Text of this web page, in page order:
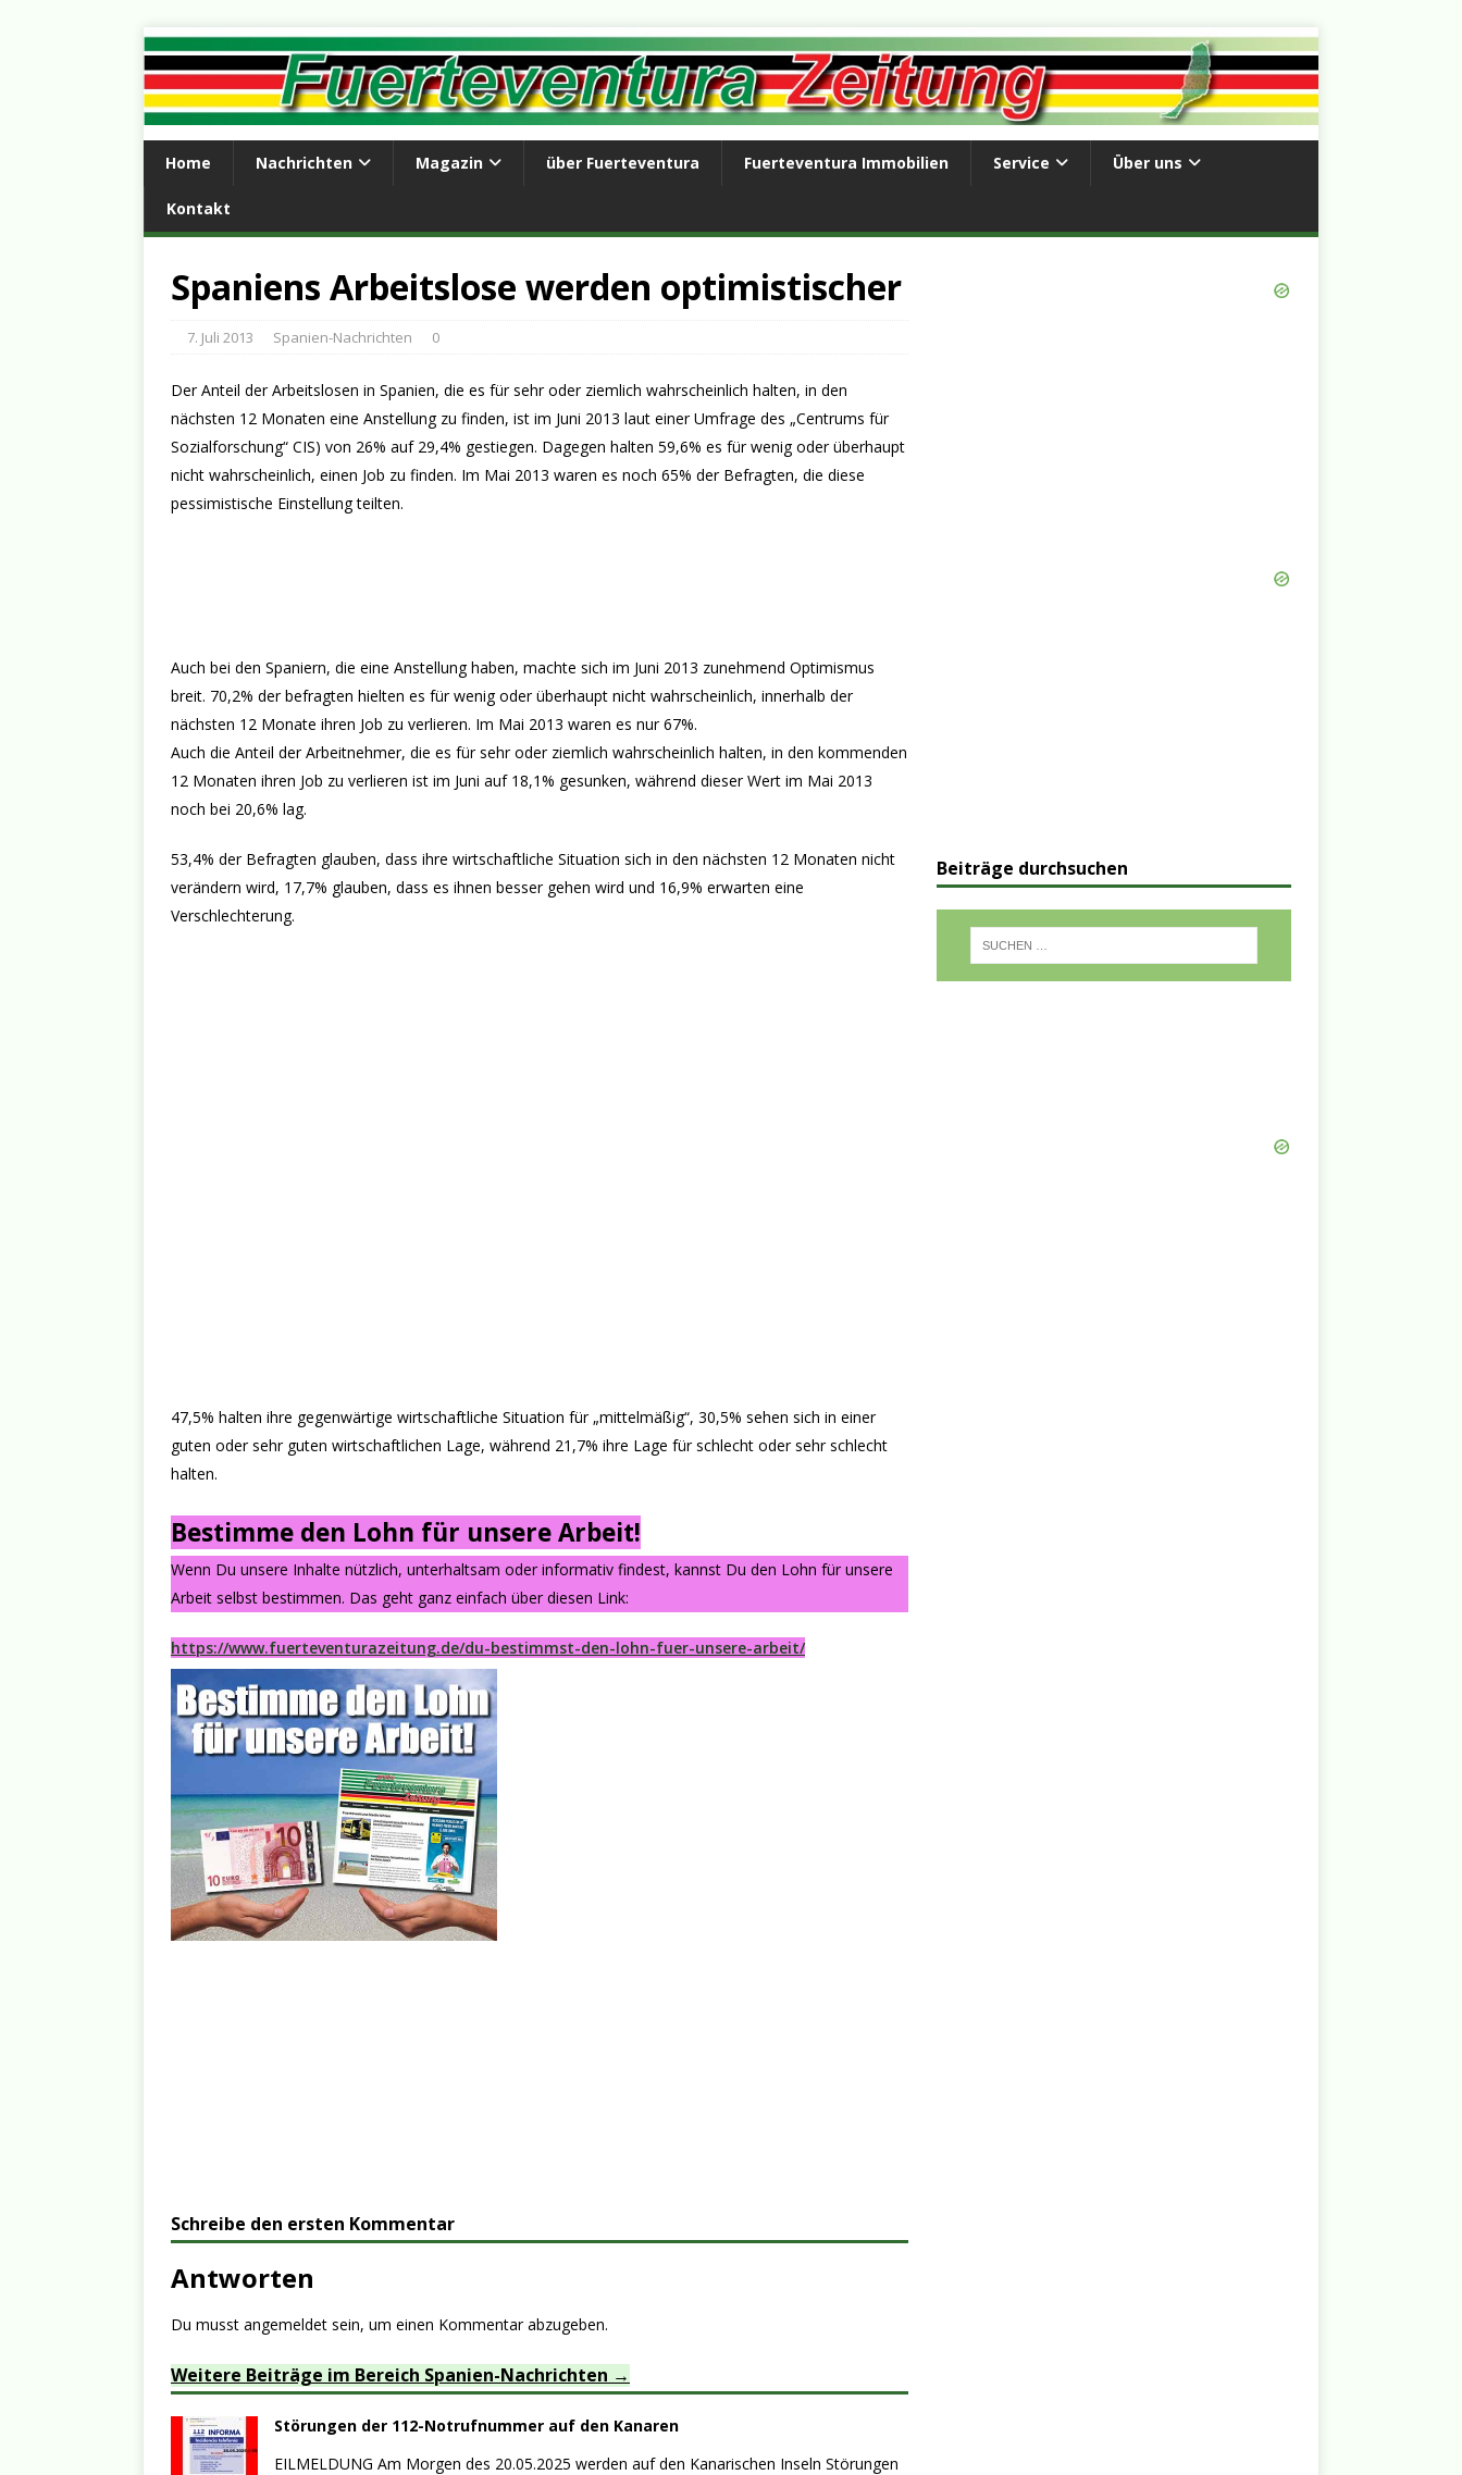
Home Nachrichten Magazin über Fuerteventura Fuerteventura Immobilien Service Über uns
Kontakt
Spaniens Arbeitslose werden optimistischer
7. Juli 2013 Spanien-Nachrichten 0
Der Anteil der Arbeitslosen in Spanien, die es für sehr oder ziemlich wahrscheinlich halten, in den
nächsten 12 Monaten eine Anstellung zu finden, ist im Juni 2013 laut einer Umfrage des „Centrums für
Sozialforschung“ CIS) von 26% auf 29,4% gestiegen. Dagegen halten 59,6% es für wenig oder überhaupt
nicht wahrscheinlich, einen Job zu finden. Im Mai 2013 waren es noch 65% der Befragten, die diese
pessimistische Einstellung teilten.
Auch bei den Spaniern, die eine Anstellung haben, machte sich im Juni 2013 zunehmend Optimismus
breit. 70,2% der befragten hielten es für wenig oder überhaupt nicht wahrscheinlich, innerhalb der
nächsten 12 Monate ihren Job zu verlieren. Im Mai 2013 waren es nur 67%.
Auch die Anteil der Arbeitnehmer, die es für sehr oder ziemlich wahrscheinlich halten, in den kommenden
12 Monaten ihren Job zu verlieren ist im Juni auf 18,1% gesunken, während dieser Wert im Mai 2013
noch bei 20,6% lag.
53,4% der Befragten glauben, dass ihre wirtschaftliche Situation sich in den nächsten 12 Monaten nicht
verändern wird, 17,7% glauben, dass es ihnen besser gehen wird und 16,9% erwarten eine
Verschlechterung.
47,5% halten ihre gegenwärtige wirtschaftliche Situation für „mittelmäßig“, 30,5% sehen sich in einer
guten oder sehr guten wirtschaftlichen Lage, während 21,7% ihre Lage für schlecht oder sehr schlecht
halten.
Bestimme den Lohn für unsere Arbeit!
Wenn Du unsere Inhalte nützlich, unterhaltsam oder informativ findest, kannst Du den Lohn für unsere
Arbeit selbst bestimmen. Das geht ganz einfach über diesen Link:
https://www.fuerteventurazeitung.de/du-bestimmst-den-lohn-fuer-unsere-arbeit/
Schreibe den ersten Kommentar
Antworten
Du musst angemeldet sein, um einen Kommentar abzugeben.
Weitere Beiträge im Bereich Spanien-Nachrichten
Störungen der 112-Notrufnummer auf den Kanaren
EILMELDUNG Am Morgen des 20.05.2025 werden auf den Kanarischen Inseln Störungen
Beiträge durchsuchen